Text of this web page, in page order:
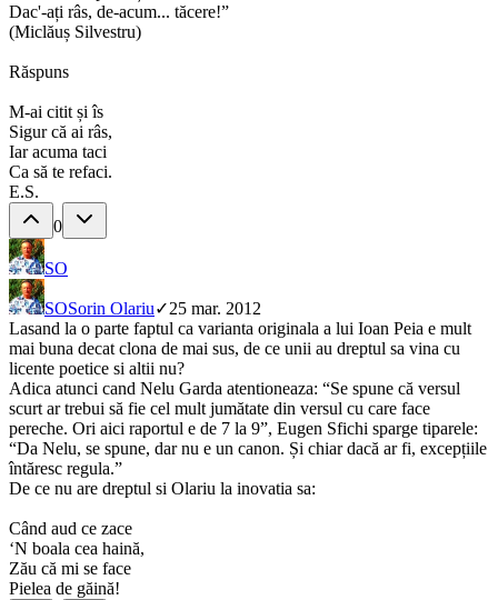
Dac'-ați râs, de-acum... tăcere!”
(Miclăuș Silvestru)
Răspuns
M-ai citit și îs
Sigur că ai râs,
Iar acuma taci
Ca să te refaci.
E.S.
0
SO
SOSorin Olariu✓25 mar. 2012
Lasand la o parte faptul ca varianta originala a lui Ioan Peia e mult
mai buna decat clona de mai sus, de ce unii au dreptul sa vina cu
licente poetice si altii nu?
Adica atunci cand Nelu Garda atentioneaza: “Se spune că versul
scurt ar trebui să fie cel mult jumătate din versul cu care face
pereche. Ori aici raportul e de 7 la 9”, Eugen Sfichi sparge tiparele:
“Da Nelu, se spune, dar nu e un canon. Și chiar dacă ar fi, excepțiile
întăresc regula.”
De ce nu are dreptul si Olariu la inovatia sa:
Când aud ce zace
‘N boala cea haină,
Zău că mi se face
Pielea de găină!